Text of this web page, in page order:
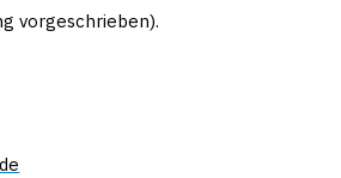
vorgeschrieben).